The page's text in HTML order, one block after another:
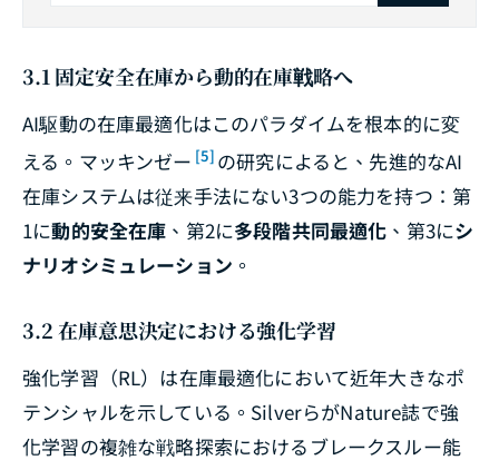
3.1 固定安全在庫から動的在庫戦略へ
AI駆動の在庫最適化はこのパラダイムを根本的に変
える。マッキンゼー [5] の研究によると、先進的なAI
在庫システムは従来手法にない3つの能力を持つ：第
1に動的安全在庫 、第2に多段階共同最適化 、第3にシ
ナリオシミュレーション 。
3.2 在庫意思決定における強化学習
強化学習（RL）は在庫最適化において近年大きなポ
テンシャルを示している。SilverらがNature誌で強
化学習の複雑な戦略探索におけるブレークスルー能